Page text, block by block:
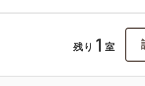
残り 1 室